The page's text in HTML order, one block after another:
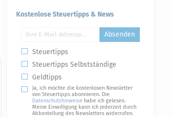
Kostenlose Steuertipps & News
Absenden
Steuertipps
Steuertipps Selbstständige
Geldtipps
Ja, ich möchte die kostenlosen Newsletter
von Steuertipps abonnieren. Die
Datenschutzhinweise habe ich gelesen.
Meine Einwilligung kann ich jederzeit durch
Abbestellung des Newsletters widerrufen.